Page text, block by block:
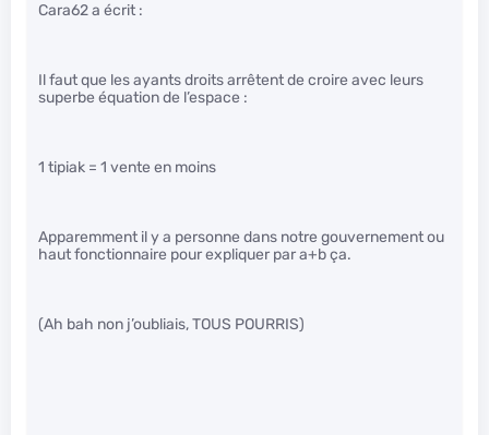
Cara62 a écrit :
Il faut que les ayants droits arrêtent de croire avec leurs
superbe équation de l’espace :
1 tipiak = 1 vente en moins
Apparemment il y a personne dans notre gouvernement ou
haut fonctionnaire pour expliquer par a+b ça.
(Ah bah non j’oubliais, TOUS POURRIS)